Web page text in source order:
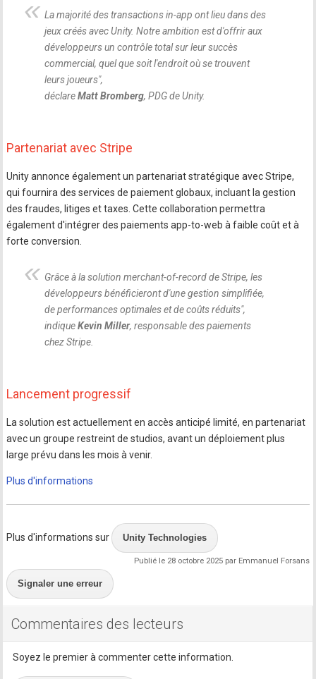
La majorité des transactions in-app ont lieu dans des
jeux créés avec Unity. Notre ambition est d'offrir aux
développeurs un contrôle total sur leur succès
commercial, quel que soit l'endroit où se trouvent
leurs joueurs",
déclareMatt Bromberg, PDG de Unity.
Partenariat avec Stripe
Unity annonce également un partenariat stratégique avec Stripe,
qui fournira des services de paiement globaux, incluant la gestion
des fraudes, litiges et taxes. Cette collaboration permettra
également d'intégrer des paiements app-to-web à faible coût et à
forte conversion.
Grâce à la solution merchant-of-record de Stripe, les
développeurs bénéficieront d'une gestion simplifiée,
de performances optimales et de coûts réduits",
indiqueKevin Miller, responsable des paiements
chez Stripe.
Lancement progressif
La solution est actuellement en accès anticipé limité, en partenariat
avec un groupe restreint de studios, avant un déploiement plus
large prévu dans les mois à venir.
Plus d'informations
Plus d'informations sur Unity Technologies
Publié le 28 octobre 2025 par Emmanuel Forsans
Signaler une erreur
Commentaires des lecteurs
Soyez le premier à commenter cette information.